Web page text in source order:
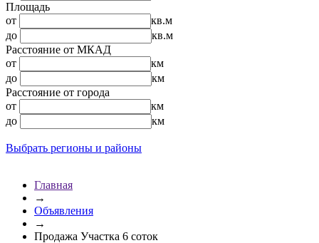
Площадь
от
кв.м
до
кв.м
Расстояние от МКАД
от
км
до
км
Расстояние от города
от
км
до
км
Выбрать регионы и районы
Главная
→
Объявления
→
Продажа Участка 6 соток